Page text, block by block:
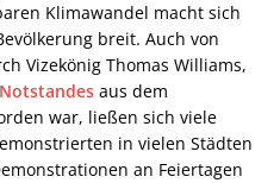
Klimawandel macht sich
breit. Auch von
Vizekönig Thomas Williams,
aus dem
war, ließen sich viele
in vielen Städten
an Feiertagen